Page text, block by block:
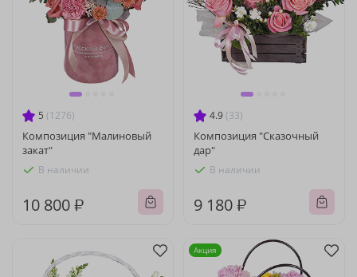
5 (1276)
Композиция "Малиновый
закат"
В наличии
10 800 ₽
4.9 (33)
Композиция "Сказочный
дар"
В наличии
9 180 ₽
Акция